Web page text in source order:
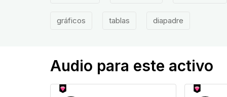
gráficos tablas diapadre
Audio para este activo